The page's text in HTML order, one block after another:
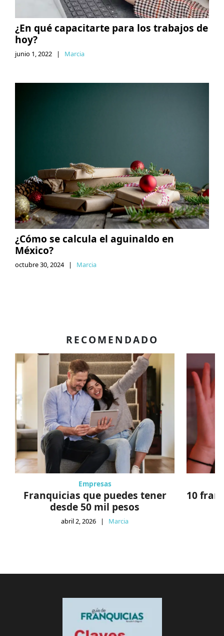
¿En qué capacitarte para los trabajos de
hoy?
junio 1, 2022 | Marcia
¿Cómo se calcula el aguinaldo en
México?
octubre 30, 2024 | Marcia
RECOMENDADO
Empresas
Franquicias que puedes tener
desde 50 mil pesos
abril 2, 2026 | Marcia
10